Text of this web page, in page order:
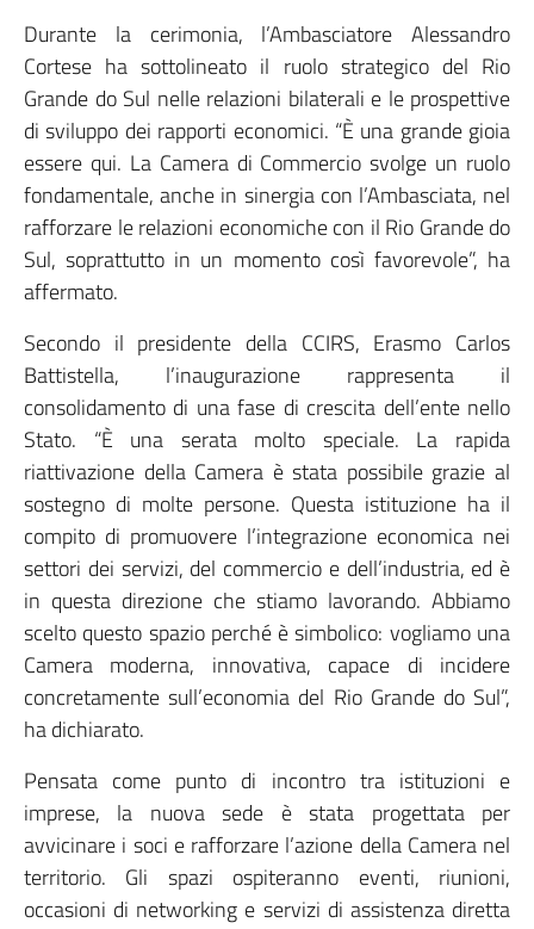
Durante la cerimonia, l’Ambasciatore Alessandro
Cortese ha sottolineato il ruolo strategico del Rio
Grande do Sul nelle relazioni bilaterali e le prospettive
di sviluppo dei rapporti economici. “È una grande gioia
essere qui. La Camera di Commercio svolge un ruolo
fondamentale, anche in sinergia con l’Ambasciata, nel
rafforzare le relazioni economiche con il Rio Grande do
Sul, soprattutto in un momento così favorevole”, ha
affermato.
Secondo il presidente della CCIRS, Erasmo Carlos
Battistella, l’inaugurazione rappresenta il
consolidamento di una fase di crescita dell’ente nello
Stato. “È una serata molto speciale. La rapida
riattivazione della Camera è stata possibile grazie al
sostegno di molte persone. Questa istituzione ha il
compito di promuovere l’integrazione economica nei
settori dei servizi, del commercio e dell’industria, ed è
in questa direzione che stiamo lavorando. Abbiamo
scelto questo spazio perché è simbolico: vogliamo una
Camera moderna, innovativa, capace di incidere
concretamente sull’economia del Rio Grande do Sul”,
ha dichiarato.
Pensata come punto di incontro tra istituzioni e
imprese, la nuova sede è stata progettata per
avvicinare i soci e rafforzare l’azione della Camera nel
territorio. Gli spazi ospiteranno eventi, riunioni,
occasioni di networking e servizi di assistenza diretta